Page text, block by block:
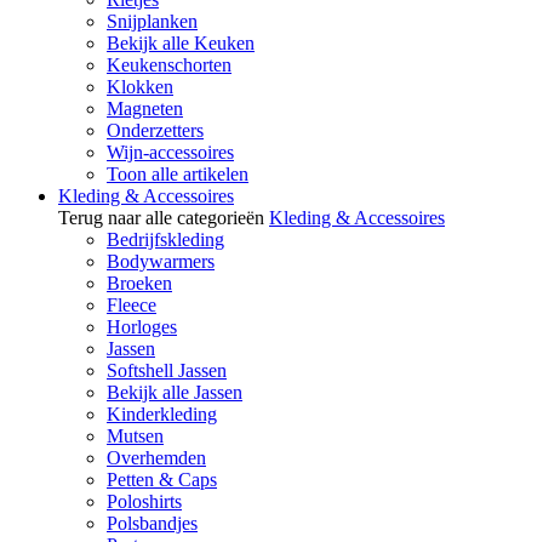
Snijplanken
Bekijk alle Keuken
Keukenschorten
Klokken
Magneten
Onderzetters
Wijn-accessoires
Toon alle artikelen
Kleding & Accessoires
Terug naar alle categorieën Kleding & Accessoires
Bedrijfskleding
Bodywarmers
Broeken
Fleece
Horloges
Jassen
Softshell Jassen
Bekijk alle Jassen
Kinderkleding
Mutsen
Overhemden
Petten & Caps
Poloshirts
Polsbandjes